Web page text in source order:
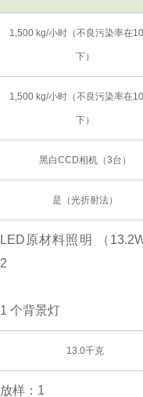
1,500 kg/小时（不良污染率在
下）
1,500 kg/小时（不良污染率在
下）
黑白CCD相机（3台）
是（光折射法）
LED原材料照明 （
2
1 个背景灯
13.0千克
放样：1